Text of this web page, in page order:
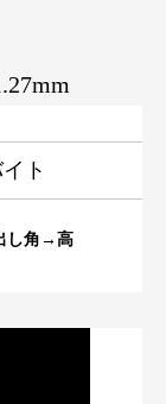
ト
し角→高